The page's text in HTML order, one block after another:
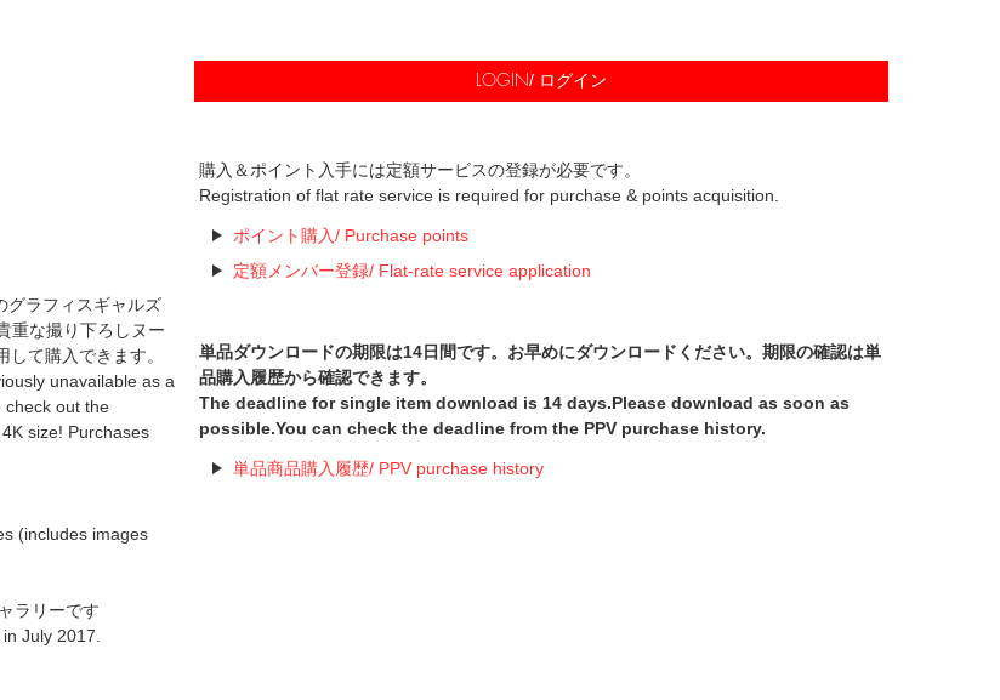
グラフィスギャルズ
重な撮り下ろしヌー
て購入できます。
unavailable as a
check out the
size! Purchases
(includes images
ラリーです
July 2017.
LOGIN/ ログイン
購入＆ポイント入手には定額サービスの登録が必要です。
Registration of flat rate service is required for purchase & points acquisition.
ポイント購入/ Purchase points
定額メンバー登録/ Flat-rate service application
単品ダウンロードの期限は14日間です。お早めにダウンロードください。期限の確認は単
品購入履歴から確認できます。
The deadline for single item download is 14 days.Please download as soon as
possible.You can check the deadline from the PPV purchase history.
単品商品購入履歴/ PPV purchase history